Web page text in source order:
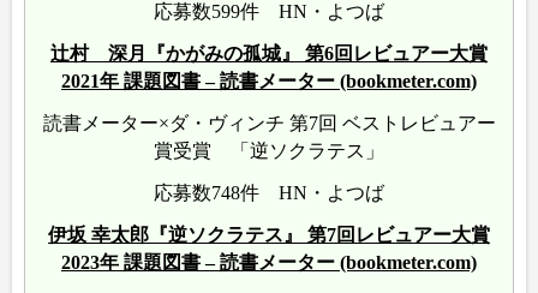
応募数599件 HN・よつば
辻村 深月『かがみの孤城』 第6回レビュアー大賞
2021年 課題図書 – 読書メーター (bookmeter.com)
読書メーター×ダ・ヴィンチ 第7回 ベストレビュアー
賞受賞 「逆ソクラテス」
応募数748件 HN・よつば
伊坂 幸太郎『逆ソクラテス』 第7回レビュアー大賞
2023年 課題図書 – 読書メーター (bookmeter.com)